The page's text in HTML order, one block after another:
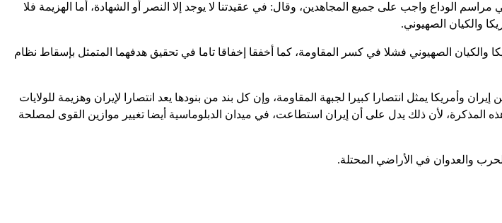
الوداع واجب على جميع المجاهدين، وقال: في عقيدتنا لا يوجد إلا النصر أو الشهادة، أما الهزيمة فلا
والكيان الصهيوني.
الصهيوني فشلا في كسر المقاومة، كما أخفقا إخفاقا تاما في تحقيق هدفهما المتمثل بإسقاط نظام
وأمريكا يمثل انتصارا كبيرا لجبهة المقاومة، وإن كل بند من بنودها يعد انتصارا لإيران وهزيمة للولايات
المذكرة، لأن ذلك يدل على أن إيران استطاعت، في ميدان الدبلوماسية أيضا تغيير موازين القوى لمصلحة
والعدوان في الأراضي المحتلة.